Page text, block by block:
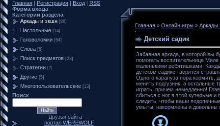
Главная | Регистрация | Вход | RSS
Форма входа
Категории раздела
Аркады и экшн [86]
Настольные [14]
Головоломки [64]
Слова [5]
Поиск предметов [23]
Стратегии [7]
Другие [5]
Многопользовательские [13]
Поиск
Друзья сайта
портал WEREWOLF
Главная » Онлайн игры » Аркады
Детский садик
Забавная аркада, в которой вы
помогать воспитательнице Миле
маленькими ребятишками.
детском садике творится
Одного карапуза пора кормить,
менять подгузник, а остальные
играть, причем немедленно!
сбиться с ног в этой кутерьме и
следить, чтобы ваши
умыты, накормлены и довольны